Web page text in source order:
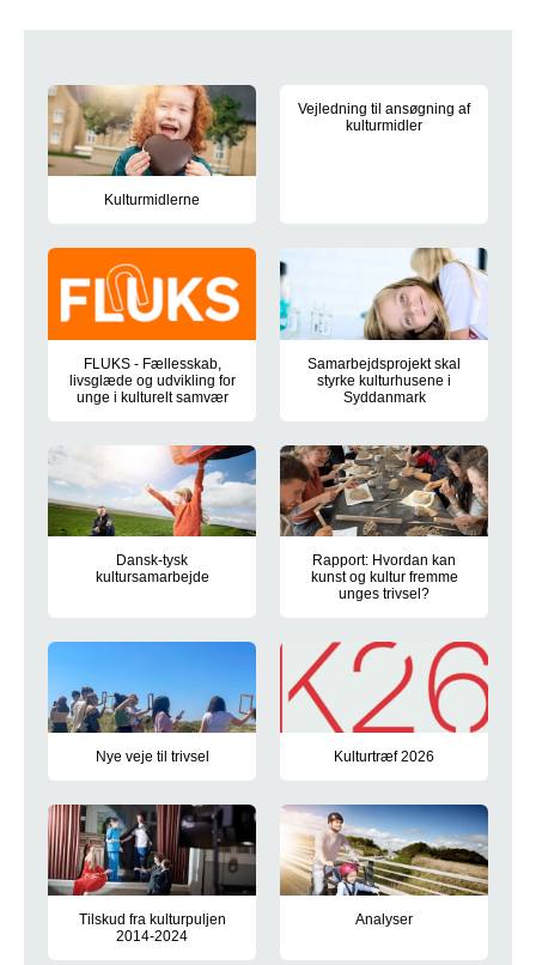
Kultur
Kulturmidlerne
Vejledning til ansøgning af
kulturmidler
FLUKS - Fællesskab,
livsglæde og udvikling for
unge i kulturelt samvær
Samarbejdsprojekt skal
styrke kulturhusene i
Syddanmark
Dansk-tysk
kultursamarbejde
Region Syddanmark er en del af det grænsenære dansk-
Rapport: Hvordan kan
kunst og kultur fremme
unges trivsel?
Nye veje til trivsel Kulturtræf 2026
Tilskud fra kulturpuljen
2014-2024
Analyser